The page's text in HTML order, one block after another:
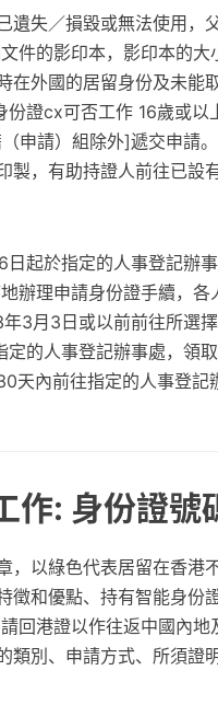
遺失／損毀或無法使用
件的影印本，影印本的
在外國的居留身份及未能
證cx可否工作 16歲或以
申請）組除外]遞交申請
製，有助持證人前往已設
起於指定的人事登記辦
辦理申請身份證手續，各
3月3日或以前前往所選
的人事登記辦事處，領
天內前往指定的人事登記
作: 身份證號
，以綠色代表居留在香港
徵和優點、持有智能身份
回港證以作往返中國內
類別、申請方式、所須證